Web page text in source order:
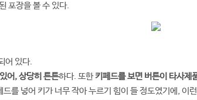
포장을 볼 수 있다.
어 있다.
어, 상당히 튼튼하다. 또한키페드를 보면 버튼이 타사제
를 넣어 키가 너무 작아 누르기 힘이 들 정도였기에, 이